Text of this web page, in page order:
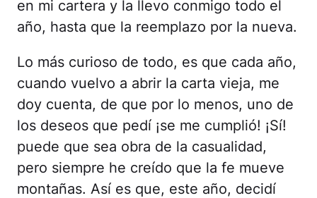
en mi cartera y la llevo conmigo todo el
año, hasta que la reemplazo por la nueva.
Lo más curioso de todo, es que cada año,
cuando vuelvo a abrir la carta vieja, me
doy cuenta, de que por lo menos, uno de
los deseos que pedí ¡se me cumplió! ¡Sí!
puede que sea obra de la casualidad,
pero siempre he creído que la fe mueve
montañas. Así es que, este año, decidí